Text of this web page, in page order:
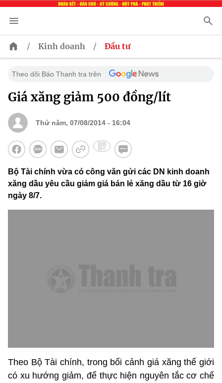
/ Kinh doanh / Đầu tư
Theo dõi Báo Thanh tra trên
Giá xăng giảm 500 đồng/lít
Thứ năm, 07/08/2014 - 16:04
Bộ Tài chính vừa có công văn gửi các DN kinh doanh
xăng dầu yêu cầu giảm giá bán lẻ xăng dầu từ 16 giờ
ngày 8/7.
Theo Bộ Tài chính, trong bối cảnh giá xăng thế giới
có xu hướng giảm, để thực hiện nguyên tắc cơ chế